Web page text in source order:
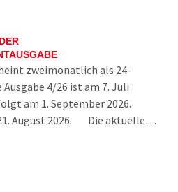
zweimonatlich als 24-
4/26 ist am 7. Juli
am 1. September 2026.
August 2026. Die aktuelle…